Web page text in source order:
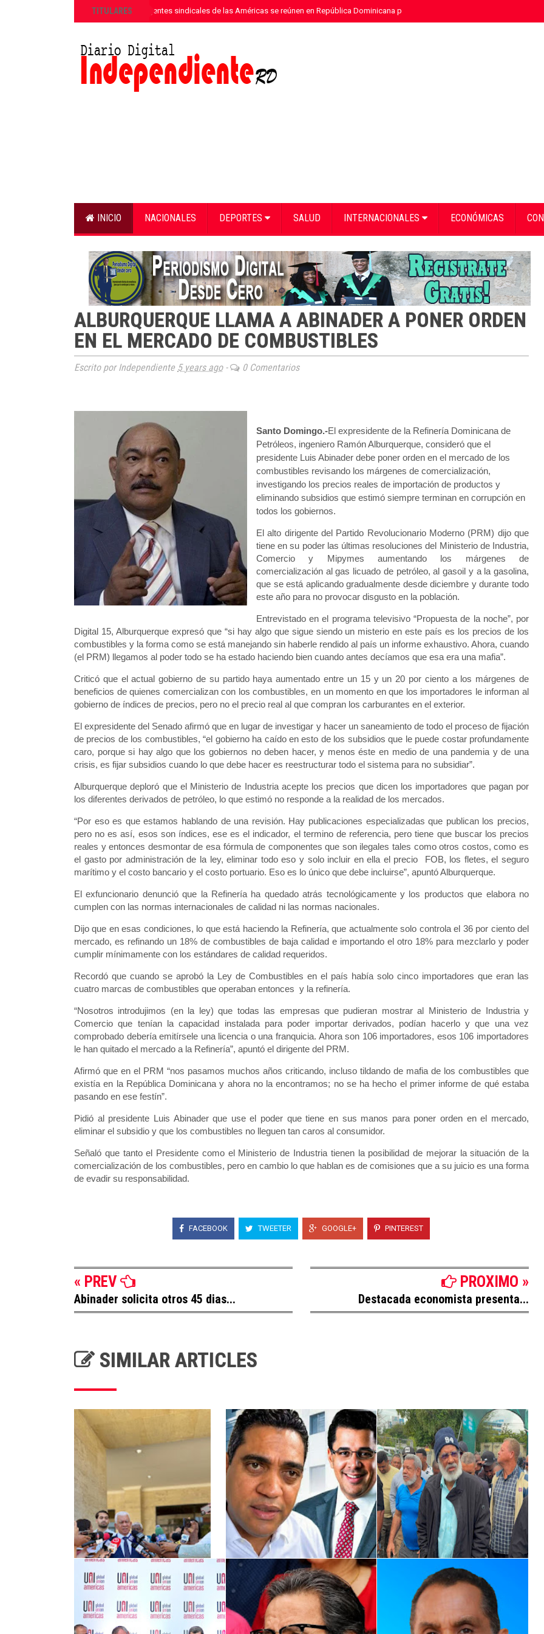
TITULARES
»Más de 180 dirigentes sindicales de las Américas se reúnen en República Dominicana para fortalecer el diálogo social y el
INICIO NACIONALES DEPORTES SALUD INTERNACIONALES ECONÓMICAS
ALBURQUERQUE LLAMA A ABINADER A PONER ORDEN
EN EL MERCADO DE COMBUSTIBLES
Escrito por Independiente 5 years ago- 0 Comentarios
Santo Domingo.-El expresidente de la Refinería Dominicana de
Petróleos, ingeniero Ramón Alburquerque, consideró que el
presidente Luis Abinader debe poner orden en el mercado de los
combustibles revisando los márgenes de comercialización,
investigando los precios reales de importación de productos y
eliminando subsidios que estimó siempre terminan en corrupción en
todos los gobiernos.
El alto dirigente del Partido Revolucionario Moderno (PRM) dijo que
tiene en su poder las últimas resoluciones del Ministerio de Industria,
Comercio y Mipymes aumentando los márgenes de
comercialización al gas licuado de petróleo, al gasoil y a la gasolina,
que se está aplicando gradualmente desde diciembre y durante todo
este año para no provocar disgusto en la población.
Entrevistado en el programa televisivo “Propuesta de la noche”, por
Digital 15, Alburquerque expresó que “si hay algo que sigue siendo un misterio en este país es los precios de los
combustibles y la forma como se está manejando sin haberle rendido al país un informe exhaustivo. Ahora, cuando
(el PRM) llegamos al poder todo se ha estado haciendo bien cuando antes decíamos que esa era una mafia”.
Criticó que el actual gobierno de su partido haya aumentado entre un 15 y un 20 por ciento a los márgenes de
beneficios de quienes comercializan con los combustibles, en un momento en que los importadores le informan al
gobierno de índices de precios, pero no el precio real al que compran los carburantes en el exterior.
El expresidente del Senado afirmó que en lugar de investigar y hacer un saneamiento de todo el proceso de fijación
de precios de los combustibles, “el gobierno ha caído en esto de los subsidios que le puede costar profundamente
caro, porque si hay algo que los gobiernos no deben hacer, y menos éste en medio de una pandemia y de una
crisis, es fijar subsidios cuando lo que debe hacer es reestructurar todo el sistema para no subsidiar”.
Alburquerque deploró que el Ministerio de Industria acepte los precios que dicen los importadores que pagan por
los diferentes derivados de petróleo, lo que estimó no responde a la realidad de los mercados.
“Por eso es que estamos hablando de una revisión. Hay publicaciones especializadas que publican los precios,
pero no es así, esos son índices, ese es el indicador, el termino de referencia, pero tiene que buscar los precios
reales y entonces desmontar de esa fórmula de componentes que son ilegales tales como otros costos, como es
el gasto por administración de la ley, eliminar todo eso y solo incluir en ella el precio FOB, los fletes, el seguro
marítimo y el costo bancario y el costo portuario. Eso es lo único que debe incluirse”, apuntó Alburquerque.
El exfuncionario denunció que la Refinería ha quedado atrás tecnológicamente y los productos que elabora no
cumplen con las normas internacionales de calidad ni las normas nacionales.
Dijo que en esas condiciones, lo que está haciendo la Refinería, que actualmente solo controla el 36 por ciento del
mercado, es refinando un 18% de combustibles de baja calidad e importando el otro 18% para mezclarlo y poder
cumplir mínimamente con los estándares de calidad requeridos.
Recordó que cuando se aprobó la Ley de Combustibles en el país había solo cinco importadores que eran las
cuatro marcas de combustibles que operaban entonces y la refinería.
“Nosotros introdujimos (en la ley) que todas las empresas que pudieran mostrar al Ministerio de Industria y
Comercio que tenían la capacidad instalada para poder importar derivados, podían hacerlo y que una vez
comprobado debería emitírsele una licencia o una franquicia. Ahora son 106 importadores, esos 106 importadores
le han quitado el mercado a la Refinería”, apuntó el dirigente del PRM.
Afirmó que en el PRM “nos pasamos muchos años criticando, incluso tildando de mafia de los combustibles que
existía en la República Dominicana y ahora no la encontramos; no se ha hecho el primer informe de qué estaba
pasando en ese festín”.
Pidió al presidente Luis Abinader que use el poder que tiene en sus manos para poner orden en el mercado,
eliminar el subsidio y que los combustibles no lleguen tan caros al consumidor.
Señaló que tanto el Presidente como el Ministerio de Industria tienen la posibilidad de mejorar la situación de la
comercialización de los combustibles, pero en cambio lo que hablan es de comisiones que a su juicio es una forma
de evadir su responsabilidad.
FACEBOOK TWEETER GOOGLE+ PINTEREST
« PREV
Abinader solicita otros 45 dias...
PROXIMO »
Destacada economista presenta...
SIMILAR ARTICLES